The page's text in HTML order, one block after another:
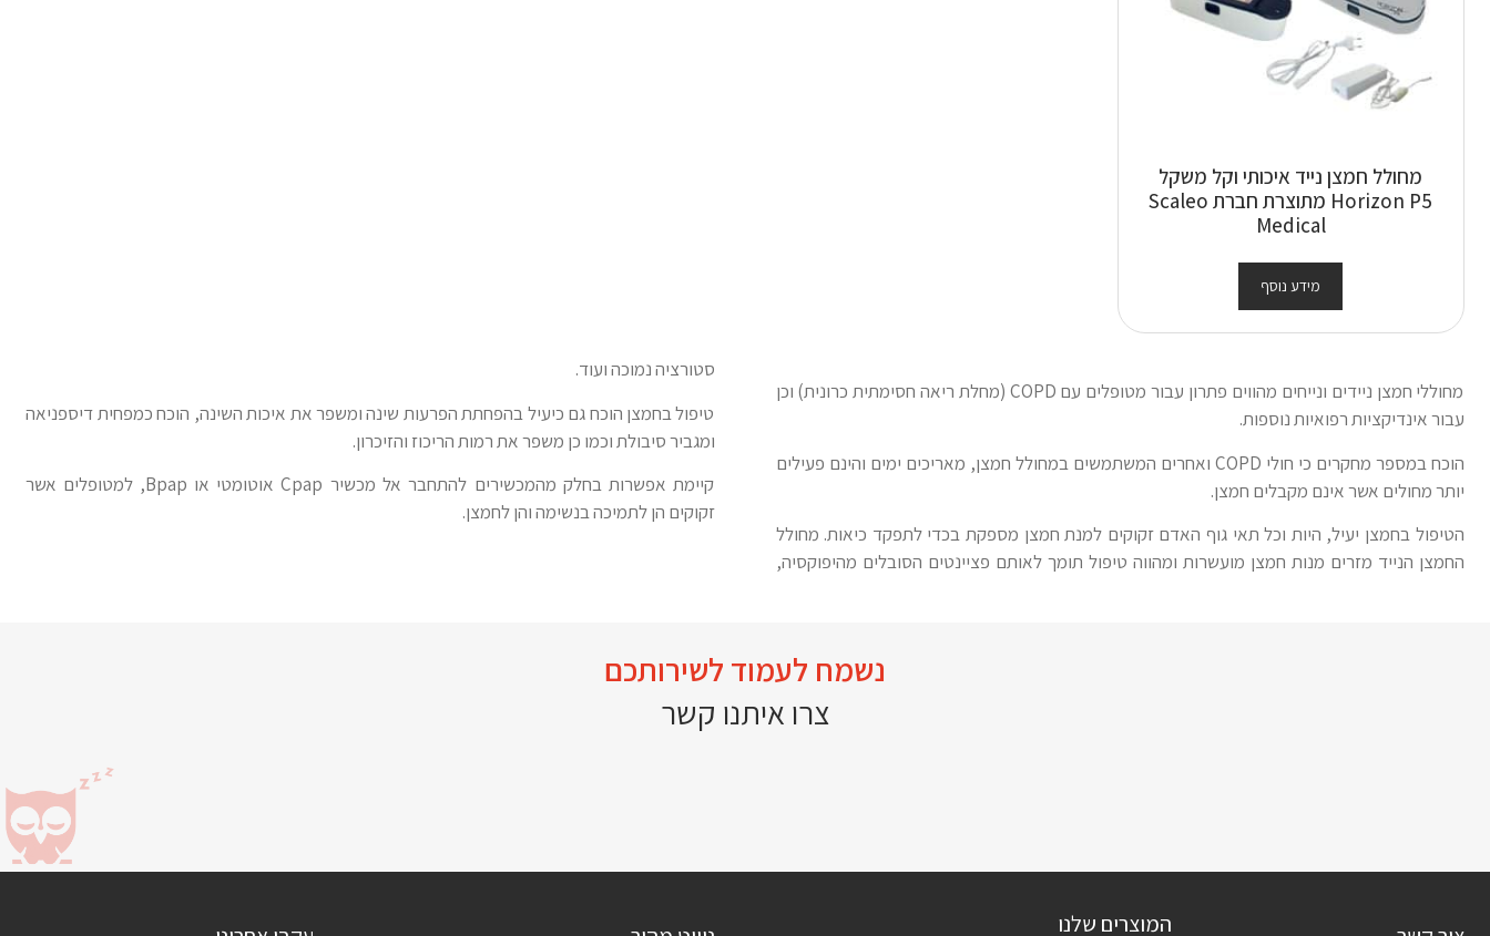
מחולל חמצן נייד איכותי וקל משקל
Horizon P5 מתוצרת חברת Scaleo
Medical
מידע נוסף
מחוללי חמצן ניידים ונייחים מהווים פתרון עבור מטופלים עם COPD (מחלת ריאה חסימתית כרונית) וכן
עבור אינדיקציות רפואיות נוספות.
הוכח במספר מחקרים כי חולי COPD ואחרים המשתמשים במחולל חמצן, מאריכים ימים והינם פעילים
יותר מחולים אשר אינם מקבלים חמצן.
הטיפול בחמצן יעיל, היות וכל תאי גוף האדם זקוקים למנת חמצן מספקת בכדי לתפקד כיאות. מחולל
החמצן הנייד מזרים מנות חמצן מועשרות ומהווה טיפול תומך לאותם פציינטים הסובלים מהיפוקסיה,
סטורציה נמוכה ועוד.
טיפול בחמצן הוכח גם כיעיל בהפחתת הפרעות שינה ומשפר את איכות השינה, הוכח כמפחית דיספניאה
ומגביר סיבולת וכמו כן משפר את רמות הריכוז והזיכרון.
קיימת אפשרות בחלק מהמכשירים להתחבר אל מכשיר Cpap אוטומטי או Bpap, למטופלים אשר
זקוקים הן לתמיכה בנשימה והן לחמצן.
נשמח לעמוד לשירותכם
צרו איתנו קשר
המוצרים שלנו